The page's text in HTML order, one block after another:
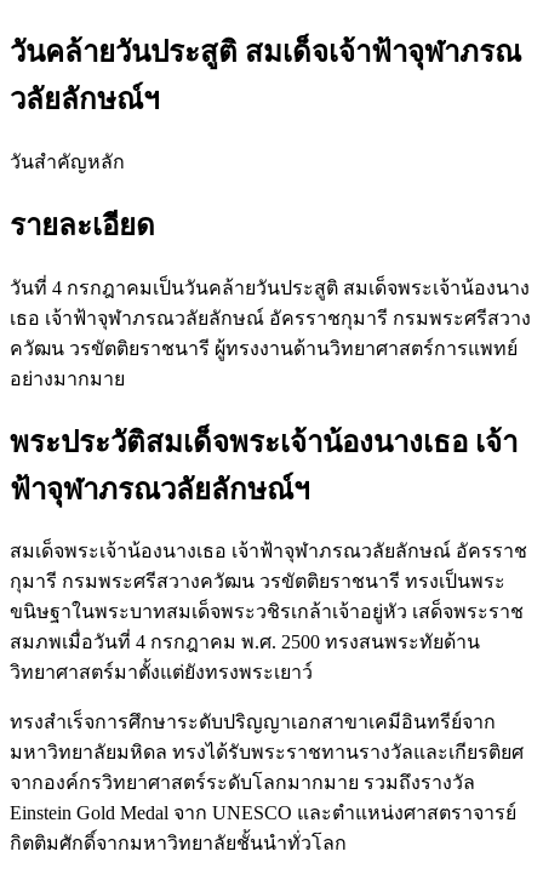
วันคล้ายวันประสูติ สมเด็จเจ้าฟ้าจุฬาภรณ
วลัยลักษณ์ฯ
วันสำคัญหลัก
รายละเอียด
วันที่ 4 กรกฎาคมเป็นวันคล้ายวันประสูติ สมเด็จพระเจ้าน้องนาง
เธอ เจ้าฟ้าจุฬาภรณวลัยลักษณ์ อัครราชกุมารี กรมพระศรีสวาง
ควัฒน วรขัตติยราชนารี ผู้ทรงงานด้านวิทยาศาสตร์การแพทย์
อย่างมากมาย
พระประวัติสมเด็จพระเจ้าน้องนางเธอ เจ้า
ฟ้าจุฬาภรณวลัยลักษณ์ฯ
สมเด็จพระเจ้าน้องนางเธอ เจ้าฟ้าจุฬาภรณวลัยลักษณ์ อัครราช
กุมารี กรมพระศรีสวางควัฒน วรขัตติยราชนารี ทรงเป็นพระ
ขนิษฐาในพระบาทสมเด็จพระวชิรเกล้าเจ้าอยู่หัว เสด็จพระราช
สมภพเมื่อวันที่ 4 กรกฎาคม พ.ศ. 2500 ทรงสนพระทัยด้าน
วิทยาศาสตร์มาตั้งแต่ยังทรงพระเยาว์
ทรงสำเร็จการศึกษาระดับปริญญาเอกสาขาเคมีอินทรีย์จาก
มหาวิทยาลัยมหิดล ทรงได้รับพระราชทานรางวัลและเกียรติยศ
จากองค์กรวิทยาศาสตร์ระดับโลกมากมาย รวมถึงรางวัล
Einstein Gold Medal จาก UNESCO และตำแหน่งศาสตราจารย์
กิตติมศักดิ์จากมหาวิทยาลัยชั้นนำทั่วโลก